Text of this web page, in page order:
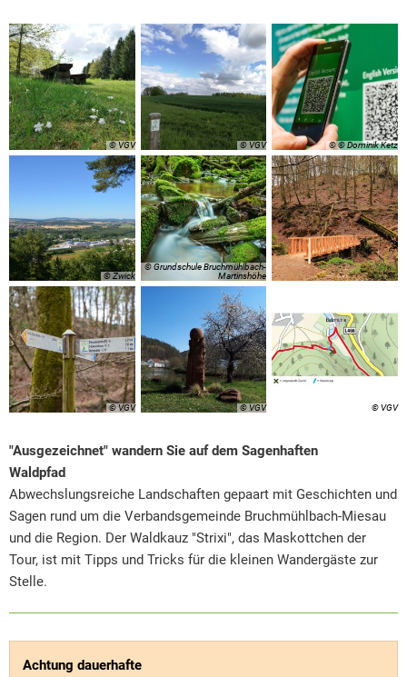
© VGV © VGV © © Dominik Ketz
© Zwick
© Grundschule Bruchmühlbach-
Martinshöhe
© VGV © VGV © VGV
"Ausgezeichnet" wandern Sie auf dem Sagenhaften
Waldpfad
Abwechslungsreiche Landschaften gepaart mit Geschichten und
Sagen rund um die Verbandsgemeinde Bruchmühlbach-Miesau
und die Region. Der Waldkauz "Strixi", das Maskottchen der
Tour, ist mit Tipps und Tricks für die kleinen Wandergäste zur
Stelle.
Achtung dauerhafte